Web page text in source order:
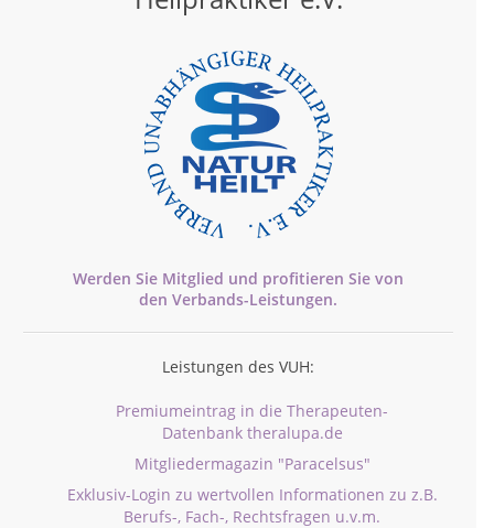
Werden Sie Mitglied und profitieren Sie von
den Verbands-Leistungen.
Leistungen des VUH:
Premiumeintrag in die Therapeuten-
Datenbank theralupa.de
Mitgliedermagazin "Paracelsus"
Exklusiv-Login zu wertvollen Informationen zu z.B.
Berufs-, Fach-, Rechtsfragen u.v.m.